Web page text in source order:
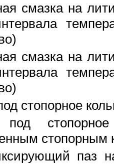
смазка на
смазка на
стопорное
под
стопорным
паз